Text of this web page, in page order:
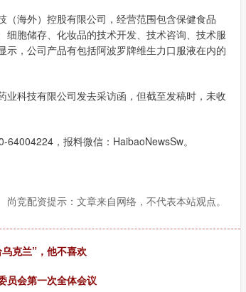
海外）控股有限公司，经营范围包含保健食品
细胞储存、化妆品的技术开发、技术咨询、技术服
，公司产品有包括阿波罗牌维生力口服液在内的
科技有限公司发去采访函，但截至发稿时，未收
，报料微信：HaibaoNewsSw。
尚竞配资提示：文章来自网络，不代表本站观点。
克兰”，他不喜欢
员会第一次全体会议